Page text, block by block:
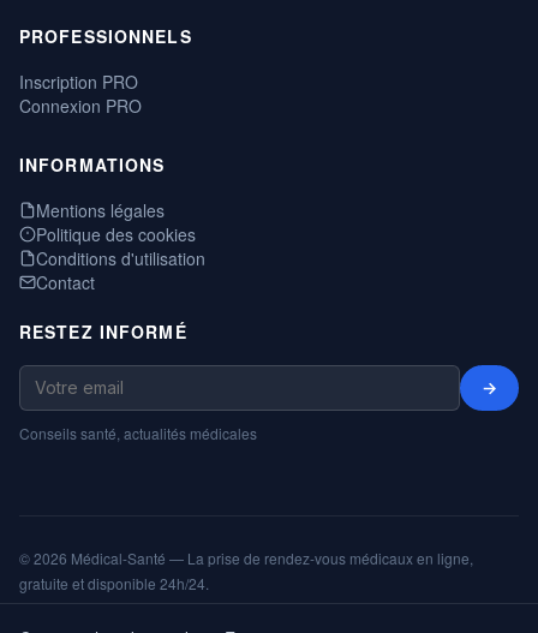
PROFESSIONNELS
Inscription PRO
Connexion PRO
INFORMATIONS
Mentions légales
Politique des cookies
Conditions d'utilisation
Contact
RESTEZ INFORMÉ
→
Conseils santé, actualités médicales
© 2026 Médical-Santé — La prise de rendez-vous médicaux en ligne,
gratuite et disponible 24h/24.